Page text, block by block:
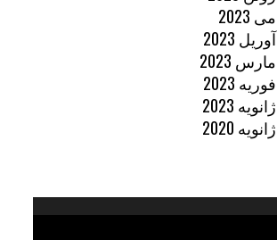
می 2023
آوریل 2023
مارس 2023
فوریه 2023
ژانویه 2023
ژانویه 2020